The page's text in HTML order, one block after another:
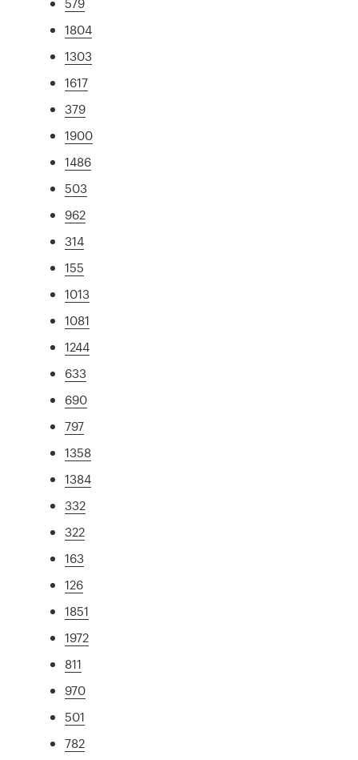
1804
1303
1617
379
1900
1486
503
962
314
155
1013
1081
1244
633
690
797
1358
1384
332
322
163
126
1851
1972
811
970
501
782